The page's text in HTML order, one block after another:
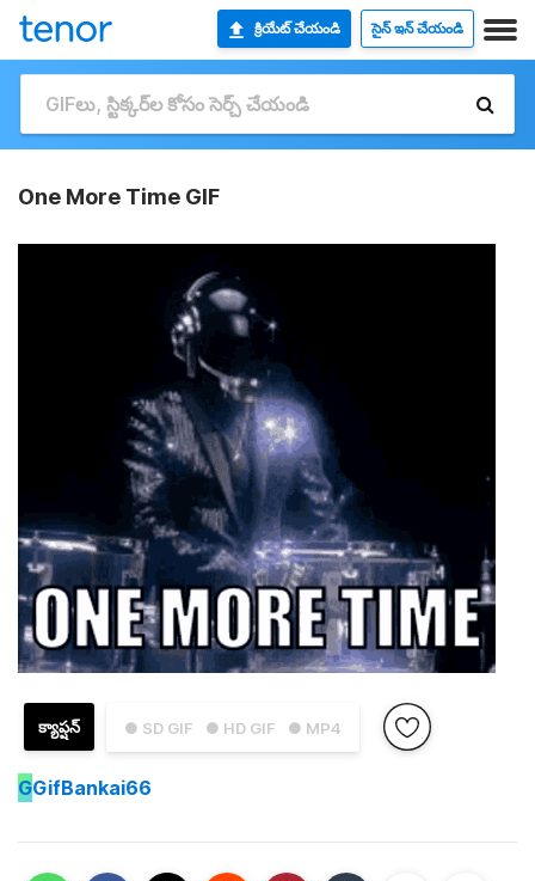
క్రియేట్ చేయండి సైన్ ఇన్ చేయండి
One More Time GIF
● SD GIF ● HD GIF ● MP4
క్యాప్షన్
GGifBankai66